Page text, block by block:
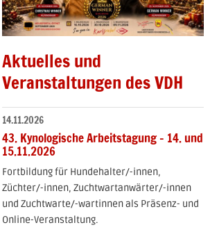
Aktuelles und
Veranstaltungen des VDH
14.11.2026
43. Kynologische Arbeitstagung - 14. und
15.11.2026
Fortbildung für Hundehalter/-innen,
Züchter/-innen, Zuchtwartanwärter/-innen
und Zuchtwarte/-wartinnen als Präsenz- und
Online-Veranstaltung.